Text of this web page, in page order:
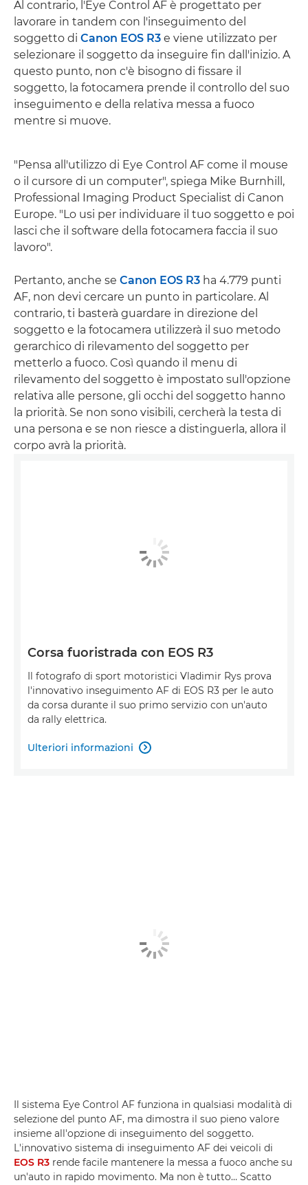
Al contrario, l'Eye Control AF è progettato per
lavorare in tandem con l'inseguimento del
soggetto di Canon EOS R3 e viene utilizzato per
selezionare il soggetto da inseguire fin dall'inizio. A
questo punto, non c'è bisogno di fissare il
soggetto, la fotocamera prende il controllo del suo
inseguimento e della relativa messa a fuoco
mentre si muove.
"Pensa all'utilizzo di Eye Control AF come il mouse
o il cursore di un computer", spiega Mike Burnhill,
Professional Imaging Product Specialist di Canon
Europe. "Lo usi per individuare il tuo soggetto e poi
lasci che il software della fotocamera faccia il suo
lavoro".
Pertanto, anche se Canon EOS R3 ha 4.779 punti
AF, non devi cercare un punto in particolare. Al
contrario, ti basterà guardare in direzione del
soggetto e la fotocamera utilizzerà il suo metodo
gerarchico di rilevamento del soggetto per
metterlo a fuoco. Così quando il menu di
rilevamento del soggetto è impostato sull'opzione
relativa alle persone, gli occhi del soggetto hanno
la priorità. Se non sono visibili, cercherà la testa di
una persona e se non riesce a distinguerla, allora il
corpo avrà la priorità.
Corsa fuoristrada con EOS R3
Il fotografo di sport motoristici Vladimir Rys prova
l'innovativo inseguimento AF di EOS R3 per le auto
da corsa durante il suo primo servizio con un'auto
da rally elettrica.
Ulteriori informazioni 
Il sistema Eye Control AF funziona in qualsiasi modalità di
selezione del punto AF, ma dimostra il suo pieno valore
insieme all'opzione di inseguimento del soggetto.
L'innovativo sistema di inseguimento AF dei veicoli di
EOS R3 rende facile mantenere la messa a fuoco anche su
un'auto in rapido movimento. Ma non è tutto… Scatto